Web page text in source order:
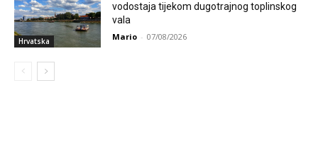
Hrvatska
vodostaja tijekom dugotrajnog toplinskog
vala
Mario - 07/08/2026